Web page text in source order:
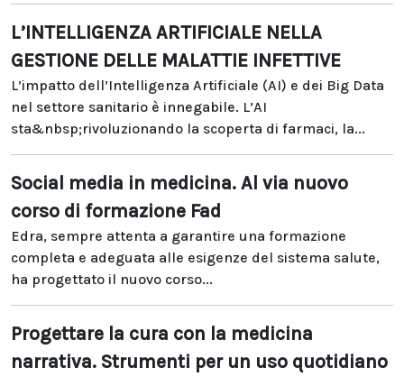
L’INTELLIGENZA ARTIFICIALE NELLA
GESTIONE DELLE MALATTIE INFETTIVE
L’impatto dell’Intelligenza Artificiale (AI) e dei Big Data
nel settore sanitario è innegabile. L’AI
sta&nbsp;rivoluzionando la scoperta di farmaci, la...
Social media in medicina. Al via nuovo
corso di formazione Fad
Edra, sempre attenta a garantire una formazione
completa e adeguata alle esigenze del sistema salute,
ha progettato il nuovo corso...
Progettare la cura con la medicina
narrativa. Strumenti per un uso quotidiano